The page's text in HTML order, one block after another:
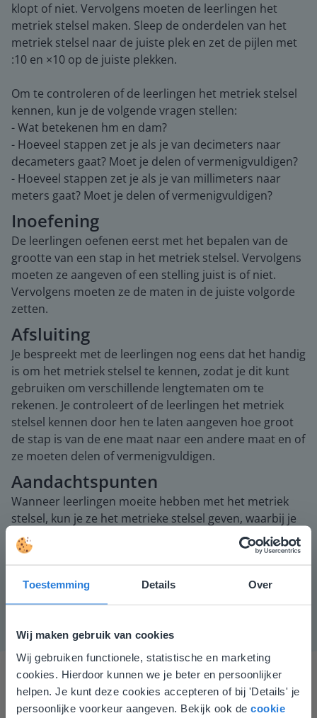
Toestemming Details Over
Wij maken gebruik van cookies
Wij gebruiken functionele, statistische en marketing
cookies. Hierdoor kunnen we je beter en persoonlijker
helpen. Je kunt deze cookies accepteren of bij 'Details' je
persoonlijke voorkeur aangeven. Bekijk ook de cookie
klopt of niet. Vervolgens moeten de leerlingen het
metriek stelsel maken. Sleep de onderdelen van het
metriek stelsel naar de juiste plek en zet de pijlen met
:10 en ×10 op de juiste plekken.
Om te controleren of de leerlingen het metriek stelsel
kennen, kun je de volgende vragen stellen:
- Wat betekenen hm en dam?
- Hoeveel stappen zet je als je van decimeters naar
decameters gaat? Moet je delen of vermenigvuldigen?
- Hoeveel stappen zet je als je van millimeters naar
meters gaat? Moet je delen of vermenigvuldigen?
Inoefening
De leerlingen oefenen eerst met het bepalen van de
grootte van een stap in het metriek stelsel. Vervolgens
moeten ze aangeven of een stelling juist is of niet.
Vervolgens moeten ze de maten in de juiste volgorde
zetten.
Afsluiting
Je bespreekt met de leerlingen nog eens dat het handig
is om het metriek stelsel te kennen, zodat je dit kunt
gebruiken om verschillende lengtematen om te
rekenen. Je controleert of de leerlingen het metriek
stelsel kennen door hen te laten aangeven hoe groot
de stap is van de ene maat naar een andere maat en of
ze moeten delen of vermenigvuldigen.
Aandachtspunten
Wanneer leerlingen moeite hebben met het metriek
stelsel, kun je ze het metrieke stelsel geven, waarbij je
de pijltjes toevoegt van :10 en ×10.
Instructiemateriaal
Eventueel afgedrukt metriek stelsel.
Deze website komt niet
overeen met je locatie
Gezien je locatie, denken we dat je misschien